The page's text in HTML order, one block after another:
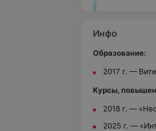
Инфо
Образование:
2017 г. —
Курсы,
2018 г. —
2025 г. —